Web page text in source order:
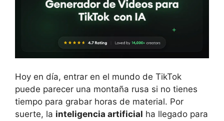
Hoy en día, entrar en el mundo de TikTok
puede parecer una montaña rusa si no tienes
tiempo para grabar horas de material. Por
suerte, la inteligencia artificial ha llegado para